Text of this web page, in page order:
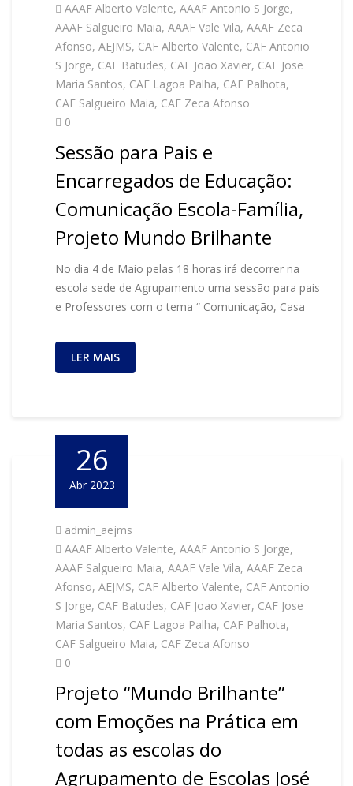
AAAF Alberto Valente, AAAF Antonio S Jorge,
AAAF Salgueiro Maia, AAAF Vale Vila, AAAF Zeca
Afonso, AEJMS, CAF Alberto Valente, CAF Antonio
S Jorge, CAF Batudes, CAF Joao Xavier, CAF Jose
Maria Santos, CAF Lagoa Palha, CAF Palhota,
CAF Salgueiro Maia, CAF Zeca Afonso
0
Sessão para Pais e
Encarregados de Educação:
Comunicação Escola-Família,
Projeto Mundo Brilhante
No dia 4 de Maio pelas 18 horas irá decorrer na
escola sede de Agrupamento uma sessão para pais
e Professores com o tema “ Comunicação, Casa
LER MAIS
26
Abr 2023
admin_aejms
AAAF Alberto Valente, AAAF Antonio S Jorge,
AAAF Salgueiro Maia, AAAF Vale Vila, AAAF Zeca
Afonso, AEJMS, CAF Alberto Valente, CAF Antonio
S Jorge, CAF Batudes, CAF Joao Xavier, CAF Jose
Maria Santos, CAF Lagoa Palha, CAF Palhota,
CAF Salgueiro Maia, CAF Zeca Afonso
0
Projeto “Mundo Brilhante”
com Emoções na Prática em
todas as escolas do
Agrupamento de Escolas José